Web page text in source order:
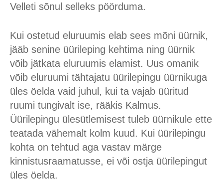
Velleti sõnul selleks pöörduma.
Kui ostetud eluruumis elab sees mõni üürnik,
jääb senine üürileping kehtima ning üürnik
võib jätkata eluruumis elamist. Uus omanik
võib eluruumi tähtajatu üürilepingu üürnikuga
üles öelda vaid juhul, kui ta vajab üüritud
ruumi tungivalt ise, rääkis Kalmus.
Üürilepingu ülesütlemisest tuleb üürnikule ette
teatada vähemalt kolm kuud. Kui üürilepingu
kohta on tehtud aga vastav märge
kinnistusraamatusse, ei või ostja üürilepingut
üles öelda.